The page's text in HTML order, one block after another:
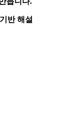
반 해설